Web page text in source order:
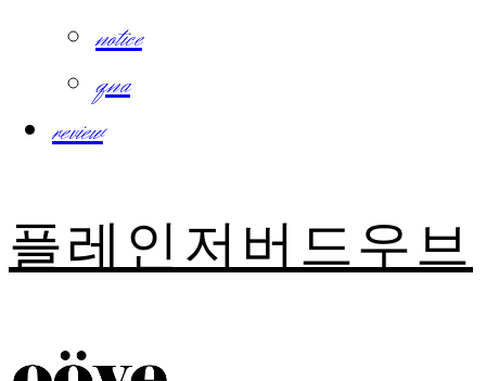
notice
qna
review
플레인저버드우브